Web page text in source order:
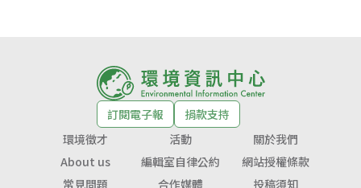
訂閱電子報
捐款支持
環境徵才
活動
關於我們
About us
編輯室自律公約
網站授權條款
常見問題
合作媒體 投稿須知